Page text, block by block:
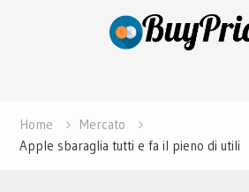
Home
Mercato
Apple sbaraglia tutti e fa il pieno di utili